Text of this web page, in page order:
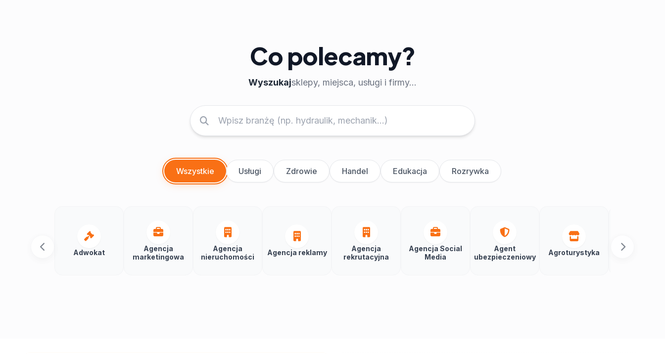
Co polecamy?
Wyszukajsklepy, miejsca, usługi i firmy...
Wszystkie Usługi Zdrowie Handel Edukacja Rozrywka
Adwokat
Agencja
marketingowa
Agencja
nieruchomości
Agencja reklamy
Agencja
rekrutacyjna
Agencja Social
Media
Agent
ubezpieczeniowy
Agroturystyka